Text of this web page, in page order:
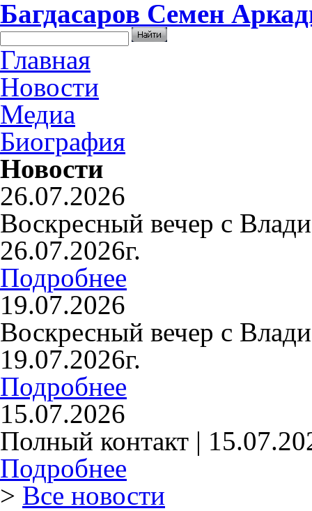
Багдасаров Семен
Главная
Новости
Медиа
Биография
Новости
26.07.2026
Воскресный вечер с
26.07.2026г.
Подробнее
19.07.2026
Воскресный вечер с
19.07.2026г.
Подробнее
15.07.2026
Полный контакт |
Подробнее
> Все новости